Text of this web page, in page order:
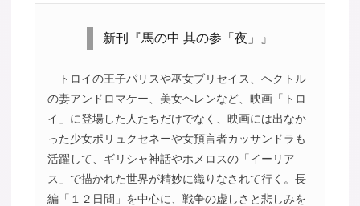
新刊『馬の中 其の参「夜」』
トロイの王子パリスや巫女ブリセイス、ヘクトル
の妻アンドロマケー、美女ヘレンなど、映画「トロ
イ」に登場した人たちだけでなく、映画には出なか
った少女ポリュクセネーや女預言者カッサンドラも
活躍して、ギリシャ神話やホメロスの「イーリア
ス」で描かれた世界が精妙に織りなされて行く。長
編「１２日間」を中心に、戦争の虚しさと悲しみを